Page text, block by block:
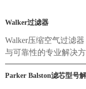
Walker过滤器
Walker压缩空气过滤
与可靠性的专业解决
Parker Balston滤芯型号